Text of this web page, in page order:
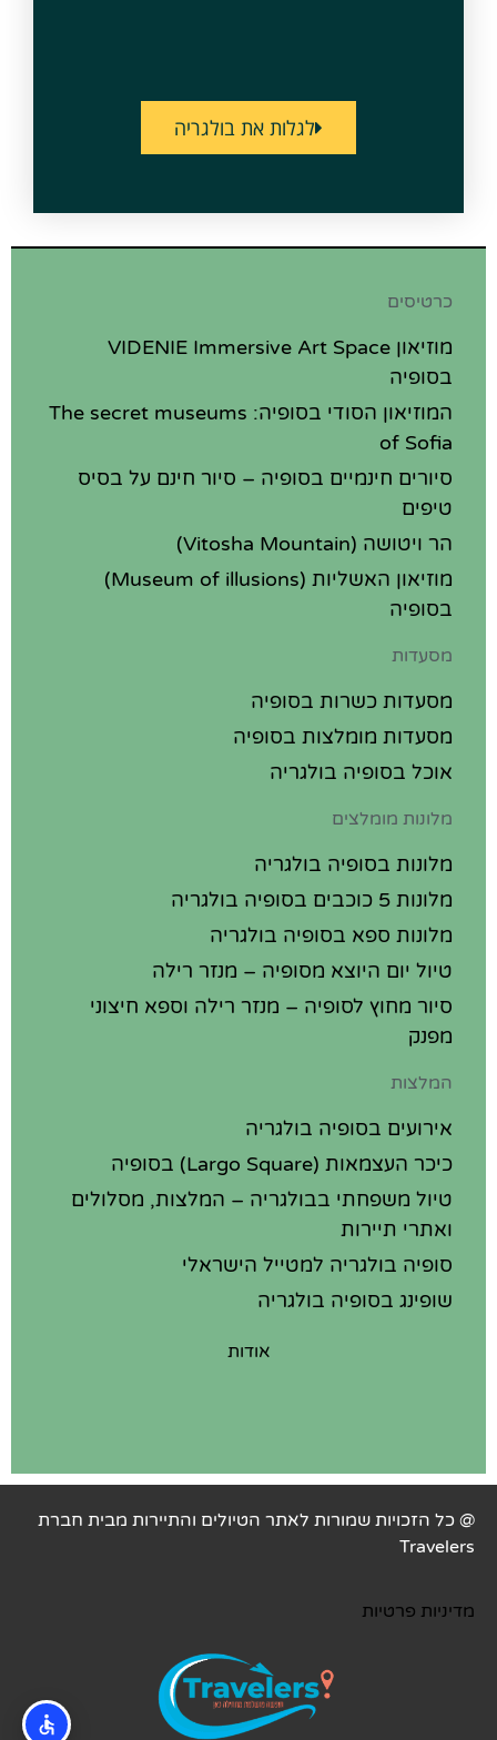
לגלות את בולגריה
כרטיסים
מוזיאון VIDENIE Immersive Art Space
בסופיה
המוזיאון הסודי בסופיה: The secret museums
of Sofia
סיורים חינמיים בסופיה – סיור חינם על בסיס
טיפים
הר ויטושה (Vitosha Mountain)
מוזיאון האשליות (Museum of illusions)
בסופיה
מסעדות
מסעדות כשרות בסופיה
מסעדות מומלצות בסופיה
אוכל בסופיה בולגריה
מלונות מומלצים
מלונות בסופיה בולגריה
מלונות 5 כוכבים בסופיה בולגריה
מלונות ספא בסופיה בולגריה
טיול יום היוצא מסופיה – מנזר רילה
סיור מחוץ לסופיה – מנזר רילה וספא חיצוני
מפנק
המלצות
אירועים בסופיה בולגריה
כיכר העצמאות (Largo Square) בסופיה
טיול משפחתי בבולגריה – המלצות, מסלולים
ואתרי תיירות
סופיה בולגריה למטייל הישראלי
שופינג בסופיה בולגריה
אודות
@ כל הזכויות שמורות לאתר הטיולים והתיירות מבית חברת
Travelers
מדיניות פרטיות